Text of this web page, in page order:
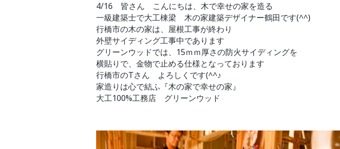
4/16 皆さん こんにちは、木で幸せの家を造る
一級建築士で大工棟梁 木の家建築デザイナー鶴田です(^^)
行橋市の木の家は、屋根工事が終わり
外壁サイディング工事中であります
グリーンウッドでは、15ｍｍ厚さの防火サイディングを
横貼りで、金物で止める仕様となっております
行橋市のTさん よろしくです(^^♪
家造りは心で結ふ『木の家で幸せの家』
大工100%工務店 グリーンウッド